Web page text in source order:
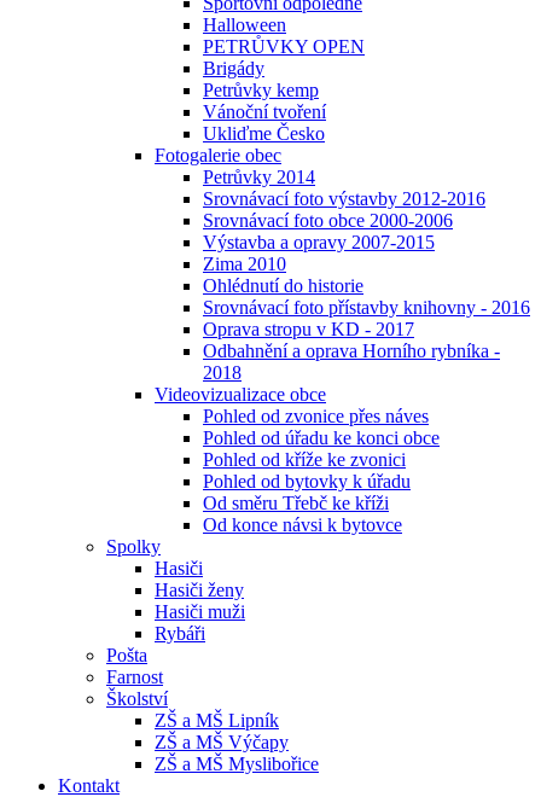
Halloween
PETRŮVKY OPEN
Brigády
Petrůvky kemp
Vánoční tvoření
Ukliďme Česko
Fotogalerie obec
Petrůvky 2014
Srovnávací foto výstavby 2012-2016
Srovnávací foto obce 2000-2006
Výstavba a opravy 2007-2015
Zima 2010
Ohlédnutí do historie
Srovnávací foto přístavby knihovny - 2016
Oprava stropu v KD - 2017
Odbahnění a oprava Horního rybníka -
2018
Videovizualizace obce
Pohled od zvonice přes náves
Pohled od úřadu ke konci obce
Pohled od kříže ke zvonici
Pohled od bytovky k úřadu
Od směru Třebč ke kříži
Od konce návsi k bytovce
Spolky
Hasiči
Hasiči ženy
Hasiči muži
Rybáři
Pošta
Farnost
Školství
ZŠ a MŠ Lipník
ZŠ a MŠ Výčapy
ZŠ a MŠ Myslibořice
Kontakt